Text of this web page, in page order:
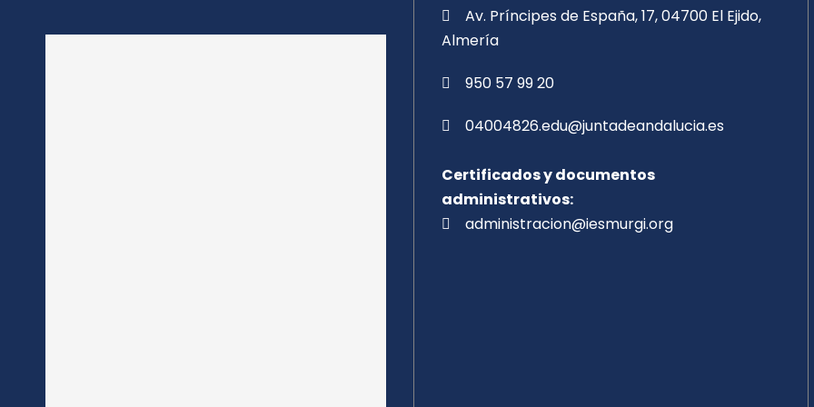
Av. Príncipes de España, 17, 04700 El Ejido,
Almería
950 57 99 20
04004826.edu@juntadeandalucia.es
Certificados y documentos
administrativos:
administracion@iesmurgi.org